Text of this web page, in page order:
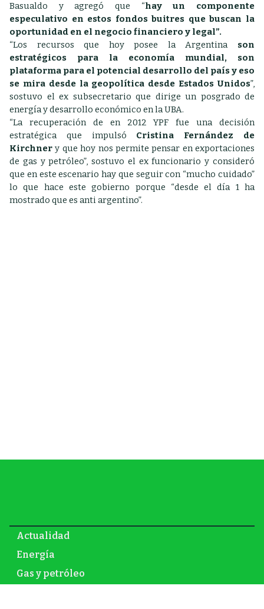
Basualdo y agregó que “hay un componente
especulativo en estos fondos buitres que buscan la
oportunidad en el negocio financiero y legal”.
“Los recursos que hoy posee la Argentinason
estratégicos para la economía mundial, son
plataforma para el potencial desarrollo del país y eso
se mira desde la geopolítica desde Estados Unidos”,
sostuvo el ex subsecretario que dirige un posgrado de
energía y desarrollo económico en la UBA.
“La recuperación de en 2012 YPF fue una decisión
estratégica que impulsó Cristina Fernández de
Kirchner y que hoy nos permite pensar en exportaciones
de gas y petróleo”, sostuvo el ex funcionario y consideró
que en este escenario hay que seguir con “mucho cuidado”
lo que hace este gobierno porque “desde el día 1 ha
mostrado que es anti argentino”.
Actualidad
Energía
Gas y petróleo